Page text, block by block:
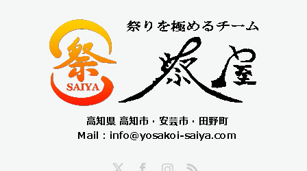
Instagram
RSS